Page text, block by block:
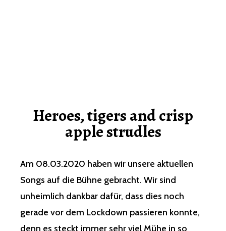
Heroes, tigers and crisp
apple strudles
Am 08.03.2020 haben wir unsere aktuellen
Songs auf die Bühne gebracht. Wir sind
unheimlich dankbar dafür, dass dies noch
gerade vor dem Lockdown passieren konnte,
denn es steckt immer sehr viel Mühe in so